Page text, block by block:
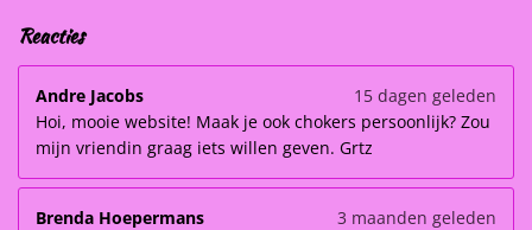
Reacties
Andre Jacobs
15 dagen geleden
Hoi, mooie website! Maak je ook chokers persoonlijk? Zou
mijn vriendin graag iets willen geven. Grtz
Brenda Hoepermans
3 maanden geleden